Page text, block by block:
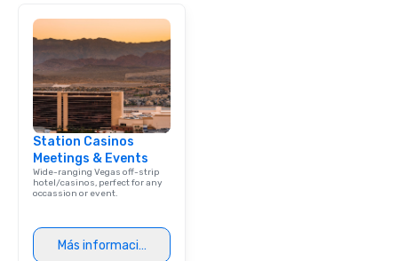
Station Casinos
Meetings & Events
Wide-ranging Vegas off-strip
hotel/casinos, perfect for any
occassion or event.
Más información